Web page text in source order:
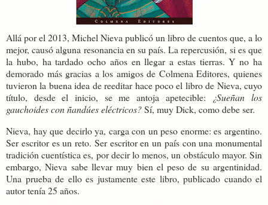
Allá por el 2013, Michel Nieva publicó un libro de cuentos que, a lo
mejor, causó alguna resonancia en su país. La repercusión, si es que
la hubo, ha tardado ocho años en llegar a estas tierras. Y no ha
demorado más gracias a los amigos de Colmena Editores, quienes
tuvieron la buena idea de reeditar hace poco el libro de Nieva, cuyo
título, desde el inicio, se me antoja apetecible:
¿Sueñan los
gauchoides con ñandúes eléctricos?Sí, muy Dick, como debe ser.
Nieva, hay que decirlo ya, carga con un peso enorme: es argentino.
Ser escritor es un reto. Ser escritor en un país con una monumental
tradición cuentística es, por decir lo menos, un obstáculo mayor. Sin
embargo, Nieva sabe llevar muy bien el peso de su argentinidad.
Una prueba de ello es justamente este libro, publicado cuando el
autor tenía 25 años.